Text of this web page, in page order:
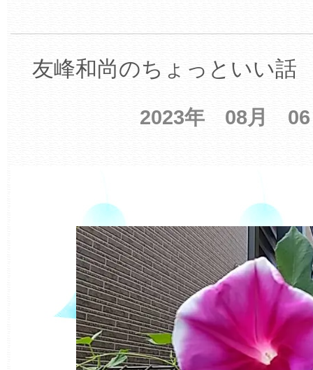
友峰和尚のちょっといい話
2023年 08月